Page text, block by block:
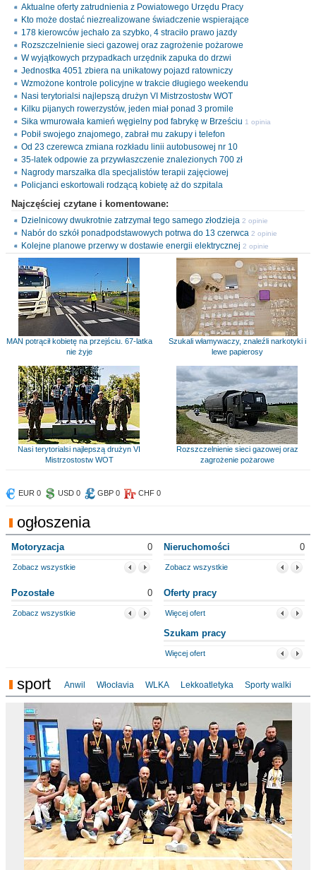
Aktualne oferty zatrudnienia z Powiatowego Urzędu Pracy
Kto może dostać niezrealizowane świadczenie wspierające
178 kierowców jechało za szybko, 4 straciło prawo jazdy
Rozszczelnienie sieci gazowej oraz zagrożenie pożarowe
W wyjątkowych przypadkach urzędnik zapuka do drzwi
Jednostka 4051 zbiera na unikatowy pojazd ratowniczy
Wzmożone kontrole policyjne w trakcie długiego weekendu
Nasi terytorialsi najlepszą drużyn VI Mistrzostostw WOT
Kilku pijanych rowerzystów, jeden miał ponad 3 promile
Sika wmurowała kamień węgielny pod fabrykę w Brześciu 1 opinia
Pobił swojego znajomego, zabrał mu zakupy i telefon
Od 23 czerewca zmiana rozkładu linii autobusowej nr 10
35-latek odpowie za przywłaszczenie znalezionych 700 zł
Nagrody marszałka dla specjalistów terapii zajęciowej
Policjanci eskortowali rodzącą kobietę aż do szpitala
Najczęściej czytane i komentowane:
Dzielnicowy dwukrotnie zatrzymał tego samego złodzieja 2 opinie
Nabór do szkół ponadpodstawowych potrwa do 13 czerwca 2 opinie
Kolejne planowe przerwy w dostawie energii elektrycznej 2 opinie
MAN potrącił kobietę na przejściu. 67-latka
nie żyje
Szukali włamywaczy, znaleźli narkotyki i
lewe papierosy
Nasi terytorialsi najlepszą drużyn VI
Mistrzostostw WOT
Rozszczelnienie sieci gazowej oraz
zagrożenie pożarowe
EUR 0 USD 0 GBP 0 CHF 0
ogłoszenia
Motoryzacja 0
Zobacz wszystkie
Nieruchomości 0
Zobacz wszystkie
Pozostałe 0
Zobacz wszystkie
Oferty pracy
Więcej ofert
Szukam pracy
Więcej ofert
sport Anwil Włocłavia WLKA Lekkoatletyka Sporty walki